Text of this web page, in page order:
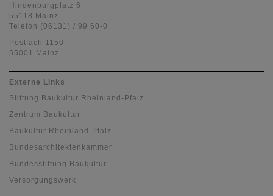
Hindenburgplatz 6
55118 Mainz
Telefon (06131) / 99 60-0
Postfach 1150
55001 Mainz
Externe Links
Stiftung Baukultur Rheinland-Pfalz
Zentrum Baukultur
Baukultur Rheinland-Pfalz
Bundesarchitektenkammer
Bundesstiftung Baukultur
Versorgungswerk